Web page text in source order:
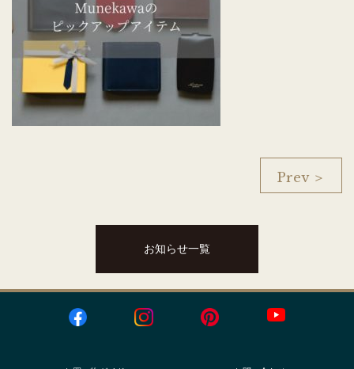
Prev ＞
お知らせ一覧